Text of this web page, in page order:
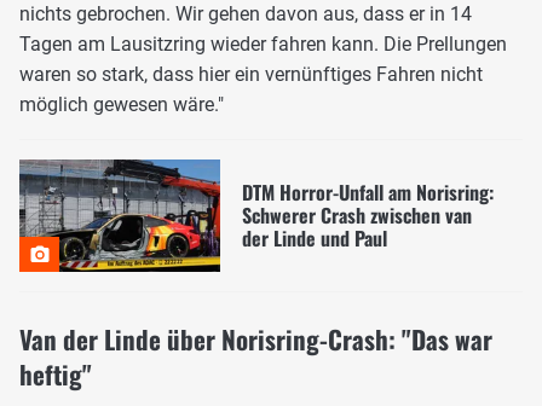
nichts gebrochen. Wir gehen davon aus, dass er in 14
Tagen am Lausitzring wieder fahren kann. Die Prellungen
waren so stark, dass hier ein vernünftiges Fahren nicht
möglich gewesen wäre."
DTM Horror-Unfall am Norisring:
Schwerer Crash zwischen van
der Linde und Paul
Van der Linde über Norisring-Crash: "Das war
heftig"